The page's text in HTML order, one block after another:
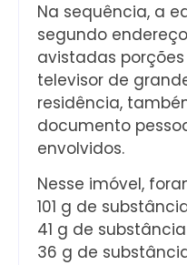
Na sequência, a
segundo
avistadas
televisor de
residência,
documento
envolvidos.
Nesse imóvel,
101 g de
41 g de
36 g de